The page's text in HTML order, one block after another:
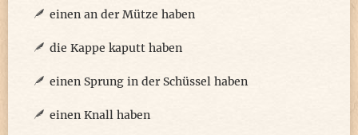
einen an der Mütze haben
die Kappe kaputt haben
einen Sprung in der Schüssel haben
einen Knall haben